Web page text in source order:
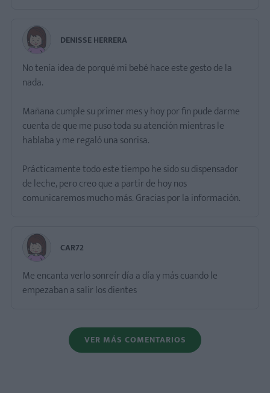
DENISSE HERRERA
No tenía idea de porqué mi bebé hace este gesto de la
nada.
Mañana cumple su primer mes y hoy por fin pude darme
cuenta de que me puso toda su atención mientras le
hablaba y me regaló una sonrisa.
Prácticamente todo este tiempo he sido su dispensador
de leche, pero creo que a partir de hoy nos
comunicaremos mucho más. Gracias por la información.
CAR72
Me encanta verlo sonreír día a día y más cuando le
empezaban a salir los dientes
VER MÁS COMENTARIOS